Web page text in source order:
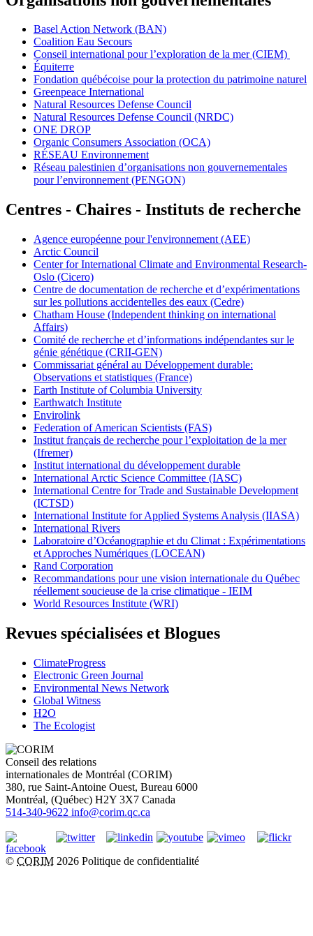
Basel Action Network (BAN)
Coalition Eau Secours
Conseil international pour l’exploration de la mer (CIEM)
Équiterre
Fondation québécoise pour la protection du patrimoine naturel
Greenpeace International
Natural Resources Defense Council
Natural Resources Defense Council (NRDC)
ONE DROP
Organic Consumers Association (OCA)
RÉSEAU Environnement
Réseau palestinien d’organisations non gouvernementales
pour l’environnement (PENGON)
Centres - Chaires - Instituts de recherche
Agence européenne pour l'environnement (AEE)
Arctic Council
Center for International Climate and Environmental Research-
Oslo (Cicero)
Centre de documentation de recherche et d’expérimentations
sur les pollutions accidentelles des eaux (Cedre)
Chatham House (Independent thinking on international
Affairs)
Comité de recherche et d’informations indépendantes sur le
génie génétique (CRII-GEN)
Commissariat général au Développement durable:
Observations et statistiques (France)
Earth Institute of Columbia University
Earthwatch Institute
Envirolink
Federation of American Scientists (FAS)
Institut français de recherche pour l’exploitation de la mer
(Ifremer)
Institut international du développement durable
International Arctic Science Committee (IASC)
International Centre for Trade and Sustainable Development
(ICTSD)
International Institute for Applied Systems Analysis (IIASA)
International Rivers
Laboratoire d’Océanographie et du Climat : Expérimentations
et Approches Numériques (LOCEAN)
Rand Corporation
Recommandations pour une vision internationale du Québec
réellement soucieuse de la crise climatique - IEIM
World Resources Institute (WRI)
Revues spécialisées et Blogues
ClimateProgress
Electronic Green Journal
Environmental News Network
Global Witness
H2O
The Ecologist
Conseil des relations
internationales de Montréal (CORIM)
380, rue Saint-Antoine Ouest, Bureau 6000
Montréal, (Québec) H2Y 3X7 Canada
514-340-9622 info@corim.qc.ca
© CORIM 2026 Politique de confidentialité